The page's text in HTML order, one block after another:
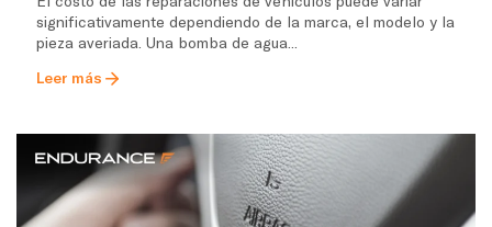
significativamente dependiendo de la marca, el modelo y la
pieza averiada. Una bomba de agua...
Leer más